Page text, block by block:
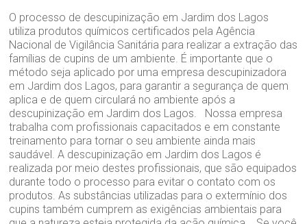
O processo de descupinização em Jardim dos Lagos
utiliza produtos químicos certificados pela Agência
Nacional de Vigilância Sanitária para realizar a extração das
famílias de cupins de um ambiente. É importante que o
método seja aplicado por uma empresa descupinizadora
em Jardim dos Lagos, para garantir a segurança de quem
aplica e de quem circulará no ambiente após a
descupinização em Jardim dos Lagos. Nossa empresa
trabalha com profissionais capacitados e em constante
treinamento para tornar o seu ambiente ainda mais
saudável. A descupinização em Jardim dos Lagos é
realizada por meio destes profissionais, que são equipados
durante todo o processo para evitar o contato com os
produtos. As substâncias utilizadas para o extermínio dos
cupins também cumprem as exigências ambientais para